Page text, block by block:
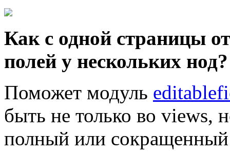
Как с одной страницы
полей у нескольких нод?
Поможет модуль
быть не только во views,
полный или